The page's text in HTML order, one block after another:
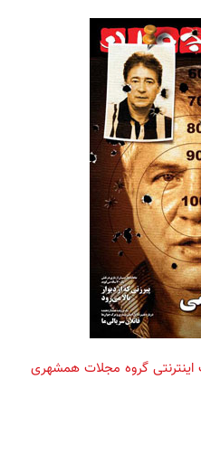
گروه مجلات همشهری